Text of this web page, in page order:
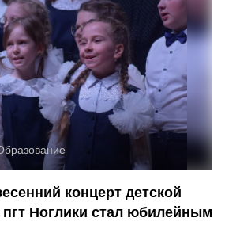
концерт детской
Ноглики стал юбилейным